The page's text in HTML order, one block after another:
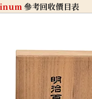
參考回收價目表